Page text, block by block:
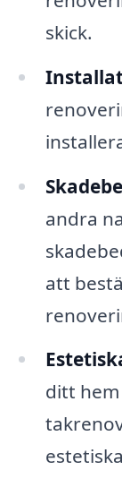
skick.
andra
att
ditt